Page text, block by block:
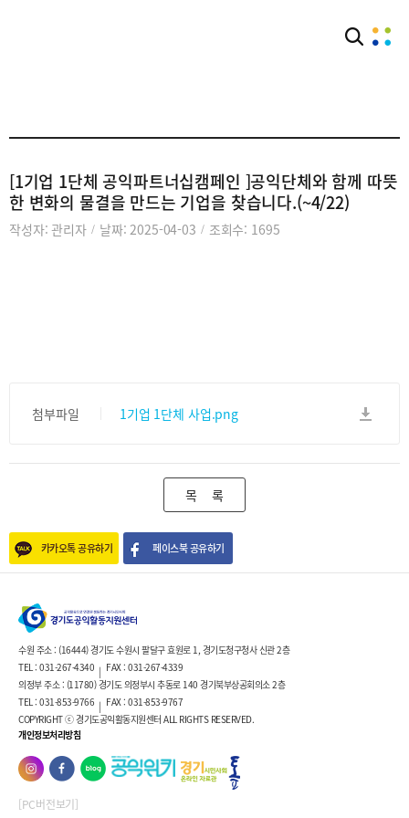
[1기업 1단체 공익파트너십캠페인 ]공익단체와 함께 따뜻
한 변화의 물결을 만드는 기업을 찾습니다.(~4/22)
작성자: 관리자 / 날짜: 2025-04-03 / 조회수: 1695
첨부파일 1기업 1단체 사업.png
카카오톡 공유하기 페이스북 공유하기
목 록
수원 주소 : (16444) 경기도 수원시 팔달구 효원로 1, 경기도청구청사 신관 2층
TEL : 031-267-4340 | FAX : 031-267-4339
의정부 주소 : (11780) 경기도 의정부시 추동로 140 경기북부상공회의소 2층
TEL : 031-853-9766 | FAX : 031-853-9767
COPYRIGHT ⓒ 경기도공익활동지원센터 ALL RIGHTS RESERVED.
개인정보처리방침
[PC버전보기]